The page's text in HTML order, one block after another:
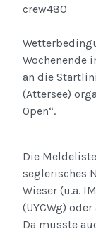
Wochenende
an die
(Attersee)
Open“.
Die Meldeliste
seglerisches
Wieser (u.a.
(UYCWg)
Da musste